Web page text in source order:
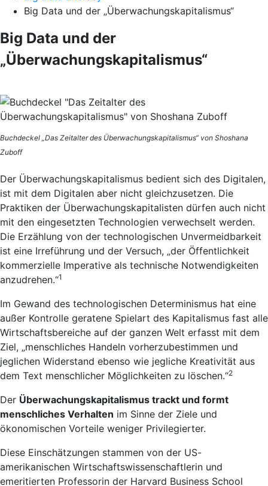
Big Data und der „Überwachungskapitalismus“
Big Data und der
„Überwachungskapitalismus“
Buchdeckel „Das Zeitalter des Überwachungskapitalismus“ von Shoshana
Zuboff
Der Überwachungskapitalismus bedient sich des Digitalen,
ist mit dem Digitalen aber nicht gleichzusetzen. Die
Praktiken der Überwachungskapitalisten dürfen auch nicht
mit den eingesetzten Technologien verwechselt werden.
Die Erzählung von der technologischen Unvermeidbarkeit
ist eine Irreführung und der Versuch, „der Öffentlichkeit
kommerzielle Imperative als technische Notwendigkeiten
anzudrehen.“1
Im Gewand des technologischen Determinismus hat eine
außer Kontrolle geratene Spielart des Kapitalismus fast alle
Wirtschaftsbereiche auf der ganzen Welt erfasst mit dem
Ziel, „menschliches Handeln vorherzubestimmen und
jeglichen Widerstand ebenso wie jegliche Kreativität aus
dem Text menschlicher Möglichkeiten zu löschen.“2
Der Überwachungskapitalismus trackt und formt
menschliches Verhalten im Sinne der Ziele und
ökonomischen Vorteile weniger Privilegierter.
Diese Einschätzungen stammen von der US-
amerikanischen Wirtschaftswissenschaftlerin und
emeritierten Professorin der Harvard Business School